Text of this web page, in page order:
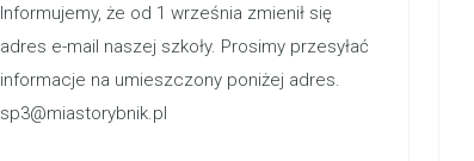
Informujemy, że od 1 września zmienił się
adres e-mail naszej szkoły. Prosimy przesyłać
informacje na umieszczony poniżej adres.
sp3@miastorybnik.pl